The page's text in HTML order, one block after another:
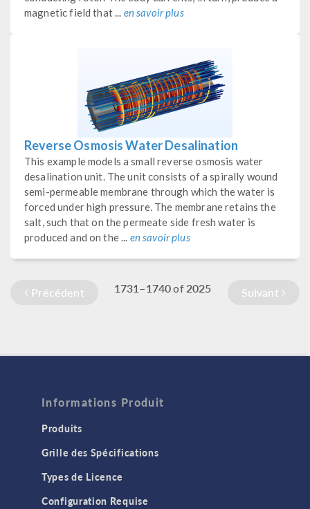
magnetic field that ... en savoir plus
Reverse Osmosis Water Desalination
This example models a small reverse osmosis water
desalination unit. The unit consists of a spirally wound
semi-permeable membrane through which the water is
forced under high pressure. The membrane retains the
salt, such that on the permeate side fresh water is
produced and on the ... en savoir plus
Précédent 1731–1740of2025 Suivant
Informations Produit
Produits
Grille des Spécifications
Types de Licence
Configuration Requise